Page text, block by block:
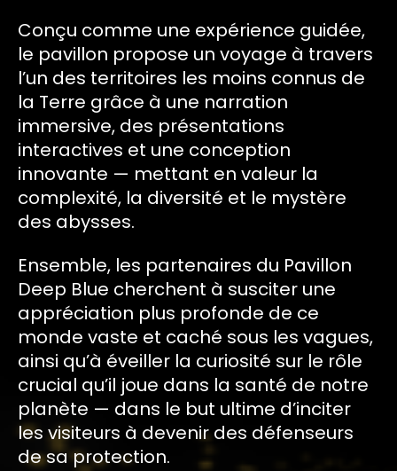
Conçu comme une expérience guidée,
le pavillon propose un voyage à travers
l’un des territoires les moins connus de
la Terre grâce à une narration
immersive, des présentations
interactives et une conception
innovante — mettant en valeur la
complexité, la diversité et le mystère
des abysses.
Ensemble, les partenaires du Pavillon
Deep Blue cherchent à susciter une
appréciation plus profonde de ce
monde vaste et caché sous les vagues,
ainsi qu’à éveiller la curiosité sur le rôle
crucial qu’il joue dans la santé de notre
planète — dans le but ultime d’inciter
les visiteurs à devenir des défenseurs
de sa protection.